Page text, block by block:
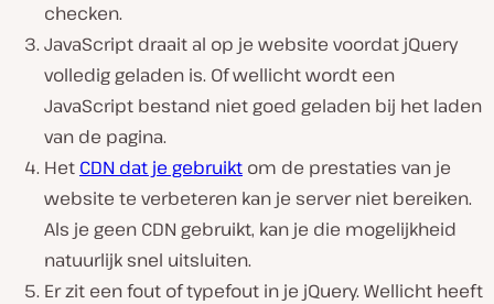
checken.
JavaScript draait al op je website voordat jQuery
volledig geladen is. Of wellicht wordt een
JavaScript bestand niet goed geladen bij het laden
van de pagina.
Het CDN dat je gebruikt om de prestaties van je
website te verbeteren kan je server niet bereiken.
Als je geen CDN gebruikt, kan je die mogelijkheid
natuurlijk snel uitsluiten.
Er zit een fout of typefout in je jQuery. Wellicht heeft